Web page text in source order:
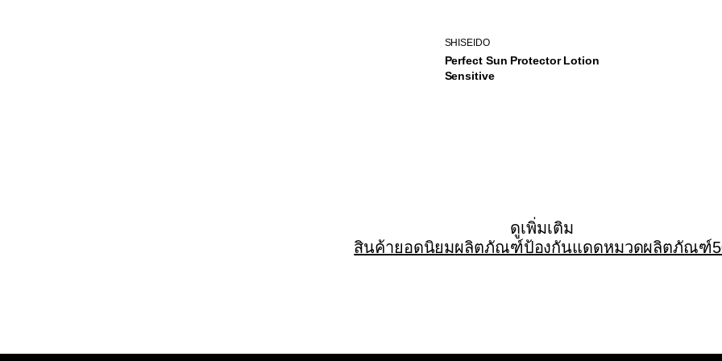
SHISEIDO
Perfect Sun Protector Lotion
Sensitive
ดูเพิ่มเติม
สินค้ายอดนิยมผลิตภัณฑ์ป้องกันแดดหมวดผลิตภัณฑ์